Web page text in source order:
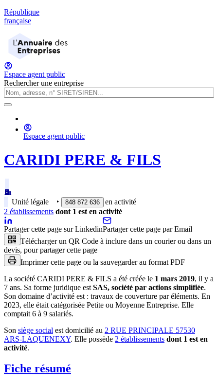
République
française
Espace agent public
Rechercher une entreprise
Espace agent public
CARIDI PERE & FILS
Unité légale ‣ 848 872 636
en activité
2 établissements dont 1 est en activité
Partager cette page sur LinkedinPartager cette page par Email
Télécharger un QR Code à inclure dans un courier ou dans un
devis, pour partager cette page
Imprimer cette page ou la sauvegarder au format PDF
La société CARIDI PERE & FILS a été créée le 1 mars 2019, il y a
7 ans. Sa forme juridique est SAS, société par actions simplifiée.
Son domaine d’activité est : travaux de couverture par éléments. En
2023, elle était catégorisée Petite ou Moyenne Entreprise. Elle
comptait 6 à 9 salariés.
Son siège social est domicilié au 2 RUE PRINCIPALE 57530
ARS-LAQUENEXY. Elle possède 2 établissements dont 1 est en
activité.
Fiche résumé